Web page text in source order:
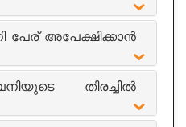
അപേക്ഷിക്കാൻ
തിരച്ചിൽ